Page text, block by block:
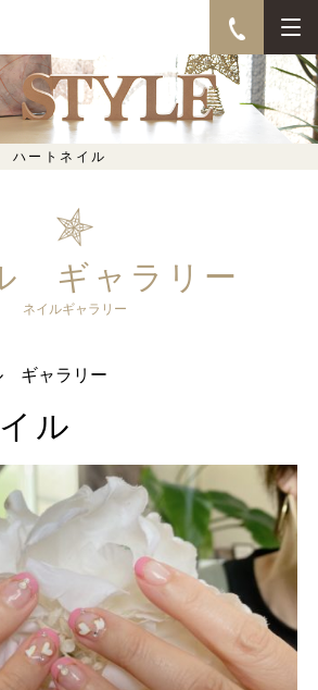
トネイル
ハートネイル
ギャラリー
ネイルギャラリー
ギャラリー
ル